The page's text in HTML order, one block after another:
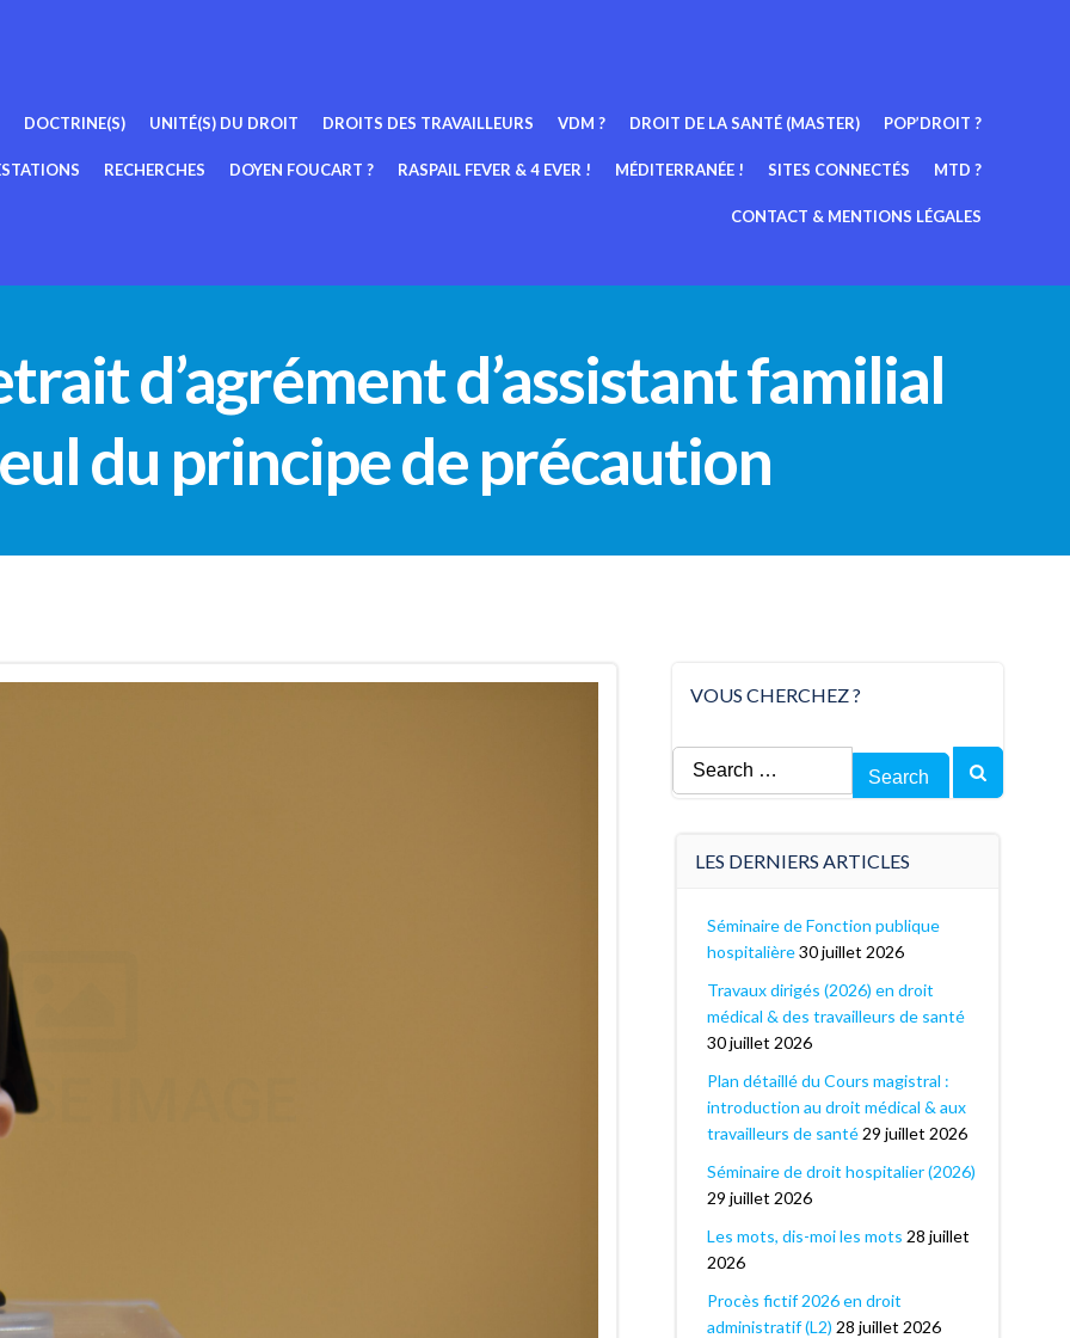
DOCTRINE(S) UNITÉ(S) DU DROIT DROITS DES TRAVAILLEURS VDM ? DROIT DE LA SANTÉ (MASTER) POP’DROIT ?
RECHERCHES DOYEN FOUCART ? RASPAIL FEVER & 4 EVER ! MÉDITERRANÉE ! SITES CONNECTÉS MTD ?
CONTACT & MENTIONS LÉGALES
d’agrément d’assistant familial
du principe de précaution
VOUS CHERCHEZ ?
Search
for:
LES DERNIERS ARTICLES
Séminaire de Fonction publique
hospitalière 30 juillet 2026
Travaux dirigés (2026) en droit
médical & des travailleurs de santé
30 juillet 2026
Plan détaillé du Cours magistral :
introduction au droit médical & aux
travailleurs de santé 29 juillet 2026
Séminaire de droit hospitalier (2026)
29 juillet 2026
Les mots, dis-moi les mots 28 juillet
2026
Procès fictif 2026 en droit
administratif (L2) 28 juillet 2026